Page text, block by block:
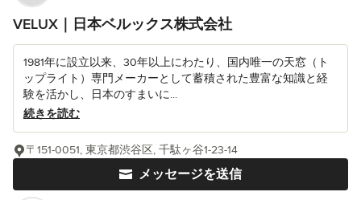
VELUX｜日本ベルックス株式会社
1981年に設立以来、30年以上にわたり、国内唯一の天窓（ト
ップライト）専門メーカーとして蓄積された豊富な知識と経
験を活かし、日本のすまいに...
続きを読む
メッセージを送信
〒151-0051, 東京都渋谷区, 千駄ヶ谷1-23-14